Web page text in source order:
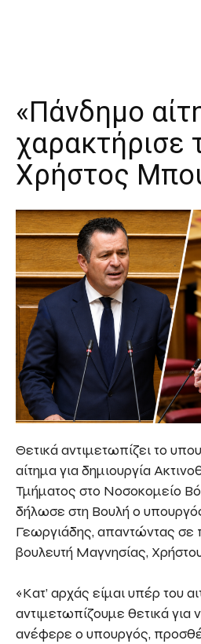
«Πάνδημο
χαρακτήρισε
Χρήστος
Θετικά αντιμετωπίζει το
αίτημα για δημιουργία
Τμήματος στο Νοσοκομείο
δήλωσε στη Βουλή ο
Γεωργιάδης, απαντώντας σε
βουλευτή Μαγνησίας,
«Κατ’ αρχάς είμαι υπέρ του
αντιμετωπίζουμε θετικά για
ανέφερε ο υπουργός,